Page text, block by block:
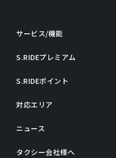
サービス/機能
S.RIDEプレミアム
S.RIDEポイント
対応エリア
ニュース
タクシー会社様へ